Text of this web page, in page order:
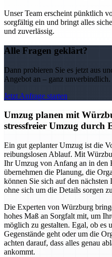
Unser Team erscheint pünktlich
sorgfältig ein und bringt alles
und zuverlässig.
Alle Fragen geklärt?
Dann probieren Sie es jetzt aus
Angebot an – ganz unverbindlich.
Jetzt Anfrage starten
Umzug planen mit
stressfreier Umzug durch
Ein gut geplanter Umzug ist die
reibungslosen Ablauf. Mit
Ihr Umzug von Anfang an in den
übernehmen die Planung, die
können Sie sich auf den nächsten
ohne sich um die Details sorgen
Die Experten von Würzburg
hohes Maß an Sorgfalt mit, um
möglich zu gestalten. Egal, ob es
Gegenstände geht oder um die
achten darauf, dass alles genau
ankommt.